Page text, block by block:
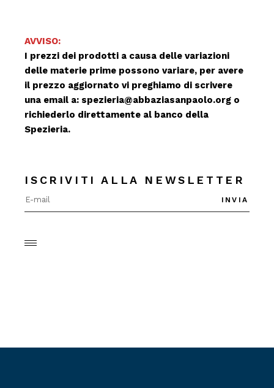
AVVISO:
I prezzi dei prodotti a causa delle variazioni
delle materie prime possono variare, per avere
il prezzo aggiornato vi preghiamo di scrivere
una email a: spezieria@abbaziasanpaolo.org o
richiederlo direttamente al banco della
Spezieria.
ISCRIVITI ALLA NEWSLETTER
INVIA